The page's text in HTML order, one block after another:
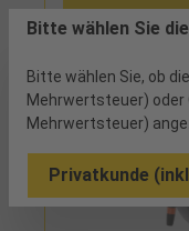
Bitte wählen Sie
Bitte wählen Sie, ob
Mehrwertsteuer) oder
Mehrwertsteuer)
Privatkunde